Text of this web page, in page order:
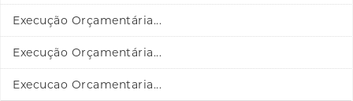
Execução Orçamentária...
Execução Orçamentária...
Execucao Orcamentaria...